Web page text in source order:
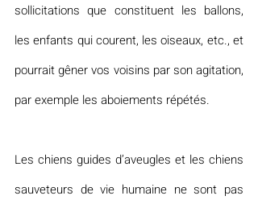
sollicitations que constituent les ballons,
les enfants qui courent, les oiseaux, etc., et
pourrait gêner vos voisins par son agitation,
par exemple les aboiements répétés.
Les chiens guides d’aveugles et les chiens
sauveteurs de vie humaine ne sont pas